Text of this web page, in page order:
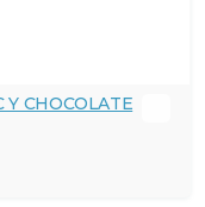
Y CHOCOLATE